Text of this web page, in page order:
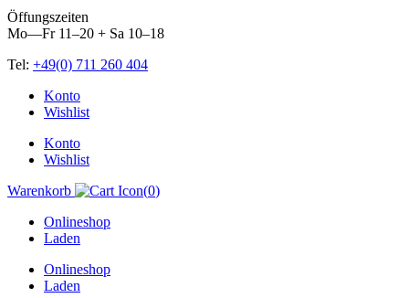
Öffungszeiten
Mo—Fr 11–20 + Sa 10–18
Tel: +49(0) 711 260 404
Skip
Konto
Wishlist
Konto
Wishlist
Warenkorb
(0)
Onlineshop
Laden
Onlineshop
Laden